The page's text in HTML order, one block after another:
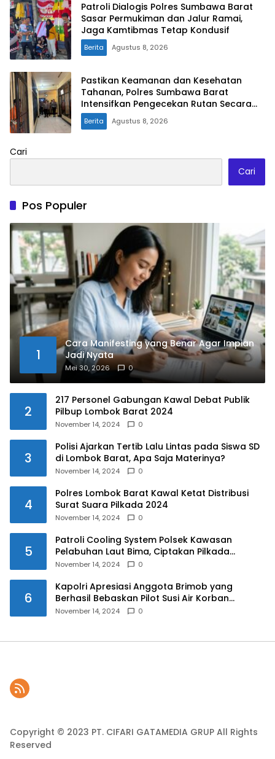
Patroli Dialogis Polres Sumbawa Barat
Sasar Permukiman dan Jalur Ramai,
Jaga Kamtibmas Tetap Kondusif
Berita Agustus 8, 2026
Pastikan Keamanan dan Kesehatan
Tahanan, Polres Sumbawa Barat
Intensifkan Pengecekan Rutan Secara
Berkala
Berita Agustus 8, 2026
Cari
Cari
Pos Populer
1
Cara Manifesting yang Benar Agar Impian
Jadi Nyata
Mei 30, 2026 0
2
217 Personel Gabungan Kawal Debat Publik
Pilbup Lombok Barat 2024
November 14, 2024 0
3
Polisi Ajarkan Tertib Lalu Lintas pada Siswa SD
di Lombok Barat, Apa Saja Materinya?
November 14, 2024 0
4
Polres Lombok Barat Kawal Ketat Distribusi
Surat Suara Pilkada 2024
November 14, 2024 0
5
Patroli Cooling System Polsek Kawasan
Pelabuhan Laut Bima, Ciptakan Pilkada
Serentak 2024 yang Aman dan Damai
November 14, 2024 0
6
Kapolri Apresiasi Anggota Brimob yang
Berhasil Bebaskan Pilot Susi Air Korban
Penyanderaan KKB
November 14, 2024 0
Copyright © 2023 PT. CIFARI GATAMEDIA GRUP All Rights
Reserved